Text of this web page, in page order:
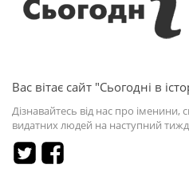
Вас вітає сайт "Сьогодні в
Дізнавайтесь від нас про іменини,
видатних людей на наступний